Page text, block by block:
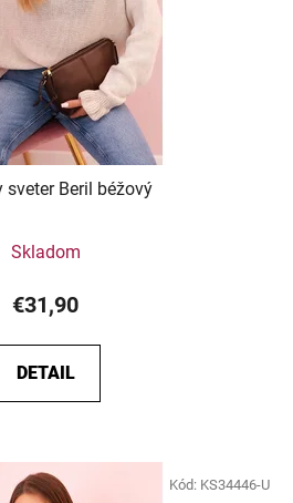
sveter Beril béžový
Skladom
€31,90
DETAIL
Kód: KS34446-U